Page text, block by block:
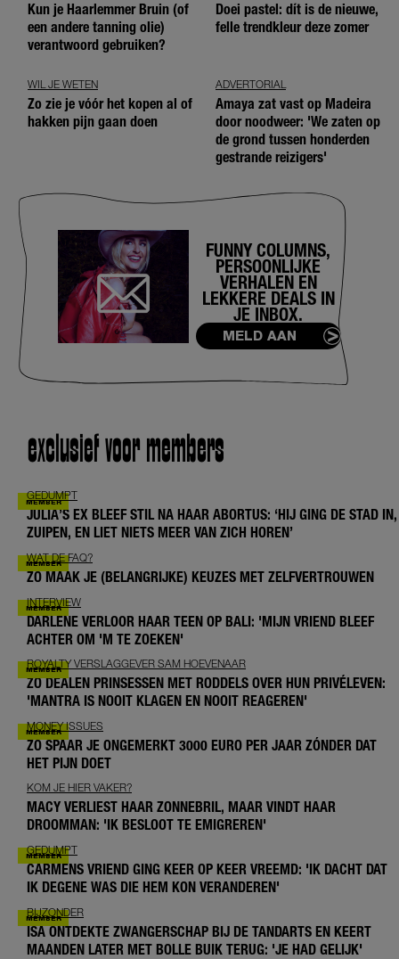
Kun je Haarlemmer Bruin (of
een andere tanning olie)
verantwoord gebruiken?
Doei pastel: dít is de nieuwe,
felle trendkleur deze zomer
WIL JE WETEN
Zo zie je vóór het kopen al of
hakken pijn gaan doen
ADVERTORIAL
Amaya zat vast op Madeira
door noodweer: 'We zaten op
de grond tussen honderden
gestrande reizigers'
FUNNY COLUMNS,
PERSOONLIJKE
VERHALEN EN
LEKKERE DEALS IN
JE INBOX.
MELD AAN
exclusief voor members
GEDUMPT
JULIA’S EX BLEEF STIL NA HAAR ABORTUS: ‘HIJ GING DE STAD IN,
ZUIPEN, EN LIET NIETS MEER VAN ZICH HOREN’
WAT DE FAQ?
ZO MAAK JE (BELANGRIJKE) KEUZES MET ZELFVERTROUWEN
INTERVIEW
DARLENE VERLOOR HAAR TEEN OP BALI: 'MIJN VRIEND BLEEF
ACHTER OM 'M TE ZOEKEN'
ROYALTY VERSLAGGEVER SAM HOEVENAAR
ZO DEALEN PRINSESSEN MET RODDELS OVER HUN PRIVÉLEVEN:
'MANTRA IS NOOIT KLAGEN EN NOOIT REAGEREN'
MONEY ISSUES
ZO SPAAR JE ONGEMERKT 3000 EURO PER JAAR ZÓNDER DAT
HET PIJN DOET
KOM JE HIER VAKER?
MACY VERLIEST HAAR ZONNEBRIL, MAAR VINDT HAAR
DROOMMAN: 'IK BESLOOT TE EMIGREREN'
GEDUMPT
CARMENS VRIEND GING KEER OP KEER VREEMD: 'IK DACHT DAT
IK DEGENE WAS DIE HEM KON VERANDEREN'
BIJZONDER
ISA ONTDEKTE ZWANGERSCHAP BIJ DE TANDARTS EN KEERT
MAANDEN LATER MET BOLLE BUIK TERUG: 'JE HAD GELIJK'